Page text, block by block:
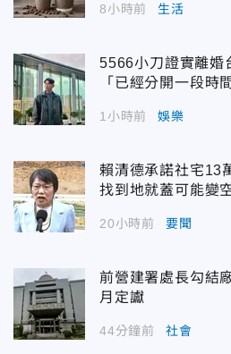
8小時前 生活
5566小刀證實離婚
「已經分開一段時
1小時前 娛樂
賴清德承諾社宅13
找到地就蓋可能變
20小時前 要聞
前營建署處長勾結
月定讞
44分鐘前 社會